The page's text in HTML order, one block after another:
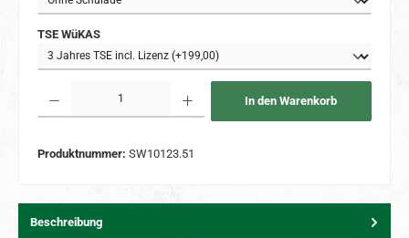
TSE WüKASauswählen
In den Warenkorb
Produktnummer: SW10123.51
Beschreibung